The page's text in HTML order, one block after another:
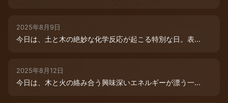
2025年8月9日
今日は、土と木の絶妙な化学反応が起こる特別な日。表...
2025年8月12日
今日は、木と火の絡み合う興味深いエネルギーが漂う一...